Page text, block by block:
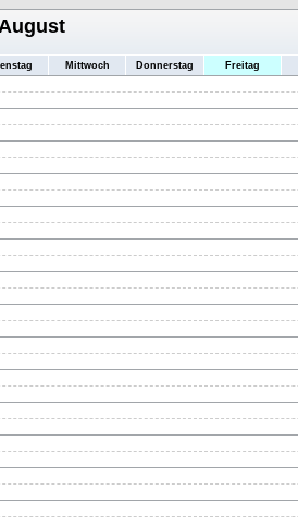
Mittwoch Donnerstag Freitag